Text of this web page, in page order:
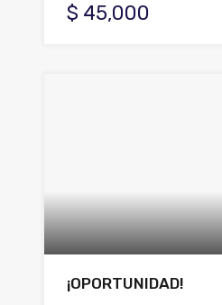
$ 45,000
¡OPORTUNIDAD!